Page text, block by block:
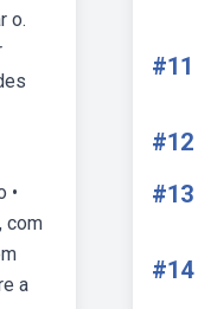
o.
•
com
a
#11
#12
#13
#14